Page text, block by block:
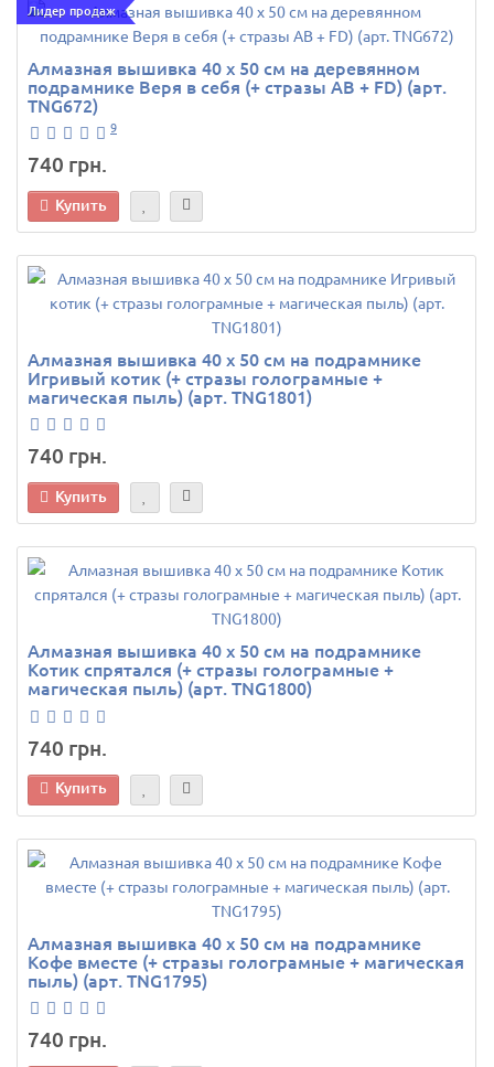
Лидер продаж
Алмазная вышивка 40 х 50 см на деревянном
подрамнике Веря в себя (+ стразы AB + FD) (арт.
TNG672)
9
740 грн.
Купить
Алмазная вышивка 40 х 50 см на подрамнике
Игривый котик (+ стразы голограмные +
магическая пыль) (арт. TNG1801)
740 грн.
Купить
Алмазная вышивка 40 х 50 см на подрамнике
Котик спрятался (+ стразы голограмные +
магическая пыль) (арт. TNG1800)
740 грн.
Купить
Алмазная вышивка 40 х 50 см на подрамнике
Кофе вместе (+ стразы голограмные + магическая
пыль) (арт. TNG1795)
740 грн.